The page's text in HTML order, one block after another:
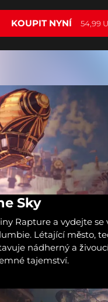
KOUPIT NYNÍ 54,99
Sky
Rapture a vydejte se
Létající město,
nádherný a
tajemství.